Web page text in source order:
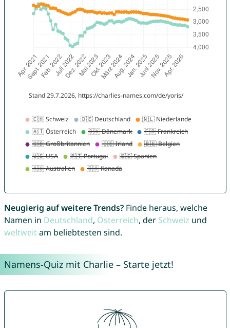
Neugierig auf weitere Trends?Finde heraus, welche
Namen in Deutschland, Österreich, der Schweiz und
weltweitam beliebtesten sind.
Namens-Quiz mit Charlie – Starte jetzt!